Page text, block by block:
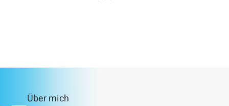
Über mich